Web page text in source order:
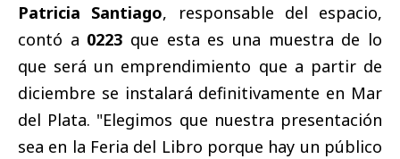
Patricia Santiago, responsable del espacio,
contó a 0223 que esta es una muestra de lo
que será un emprendimiento que a partir de
diciembre se instalará definitivamente en Mar
del Plata. "Elegimos que nuestra presentación
sea en la Feria del Libro porque hay un público